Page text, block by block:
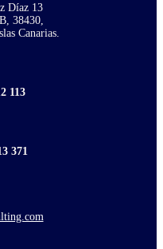
Díaz 13
38430,
Canarias.
113
371